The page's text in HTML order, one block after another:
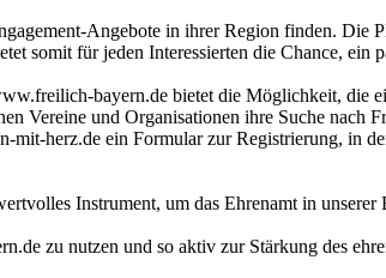
Angebote in ihrer Region finden. Die
somit für jeden Interessierten die Chance, ein
bayern.de bietet die Möglichkeit, die
Vereine und Organisationen ihre Suche
herz.de ein Formular zur Registrierung, in
Instrument, um das Ehrenamt in unserer
zu nutzen und so aktiv zur Stärkung des